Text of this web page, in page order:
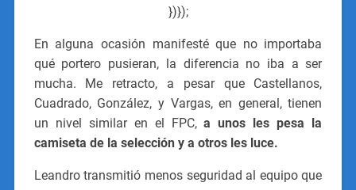
})});
En alguna ocasión manifesté que no importaba
qué portero pusieran, la diferencia no iba a ser
mucha. Me retracto, a pesar que Castellanos,
Cuadrado, González, y Vargas, en general, tienen
un nivel similar en el FPC,a unos les pesa la
camiseta de la selección y a otros les luce.
Leandro transmitió menos seguridad al equipo que